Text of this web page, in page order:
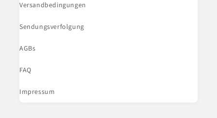
Versandbedingungen
Sendungsverfolgung
AGBs
FAQ
Impressum